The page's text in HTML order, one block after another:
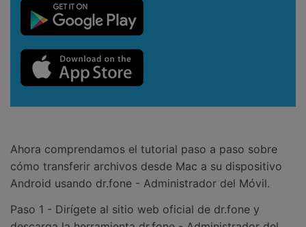
Ahora comprendamos el tutorial paso a paso sobre
cómo transferir archivos desde Mac a su dispositivo
Android usando dr.fone - Administrador del Móvil.
Paso 1 - Dirígete al sitio web oficial de dr.fone y